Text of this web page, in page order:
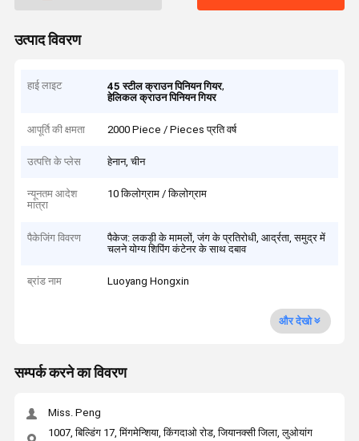
उत्पाद विवरण
हाई लाइट 45 स्टील क्राउन पिनियन गियर,
हेलिकल क्राउन पिनियन गियर
आपूर्ति की क्षमता 2000 Piece / Pieces प्रति वर्ष
उत्पत्ति के प्लेस हेनान, चीन
न्यूनतम आदेश
मात्रा
10 किलोग्राम / किलोग्राम
पैकेजिंग विवरण
पैकेज: लकड़ी के मामलों, जंग के प्रतिरोधी, आर्द्रता, समुद्र में
चलने योग्य शिपिंग कंटेनर के साथ दबाव
ब्रांड नाम Luoyang Hongxin
और देखो
सम्पर्क करने का विवरण
Miss. Peng
1007, बिल्डिंग 17, मिंगमेन्शिया, किंगदाओ रोड, जियानक्सी जिला, लुओयांग